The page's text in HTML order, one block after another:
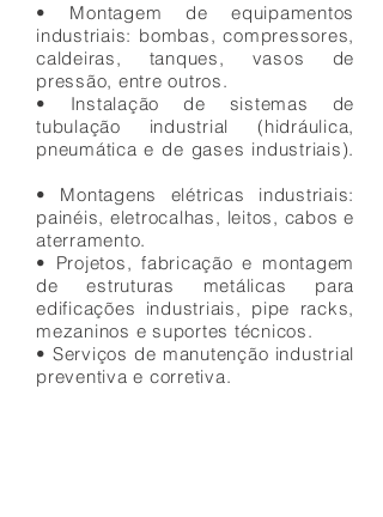
• Montagem de equipamentos
industriais: bombas, compressores,
caldeiras, tanques, vasos de
pressão, entre outros.
• Instalação de sistemas de
tubulação industrial (hidráulica,
pneumática e de gases industriais).
• Montagens elétricas industriais:
painéis, eletrocalhas, leitos, cabos e
aterramento.
• Projetos, fabricação e montagem
de estruturas metálicas para
edificações industriais, pipe racks,
mezaninos e suportes técnicos.
• Serviços de manutenção industrial
preventiva e corretiva.